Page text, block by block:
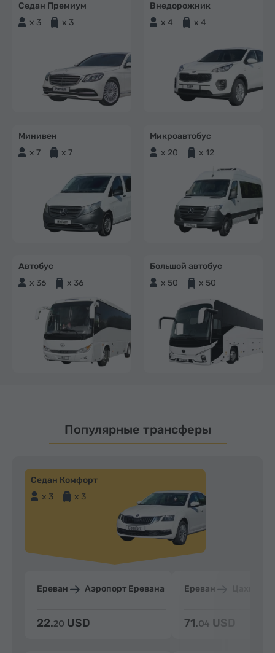
Седан Премиум
x 3
x 3
Внедорожник
x 4
x 4
Минивен
x 7
x 7
Микроавтобус
x 20
x 12
Автобус
x 36
x 36
Большой автобус
x 50
x 50
Популярные трансферы
Седан Комфорт
x 3
x 3
Ереван Аэропорт Еревана
22.20 USD
Ереван
71.04 USD